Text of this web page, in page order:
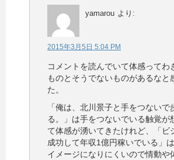
yamarou より:
2015年3月5日 5:04 PM
コメントを読んでいて体感ってわ
ものとそうでないものがあるなと
た。
「俺は、北川景子と手をつないで
る。」は手をつないでいる触覚が
て体感が湧いてきたけれど、「ビ
成功して年収1億円稼いでいる」
イメージになりにくいので情動や